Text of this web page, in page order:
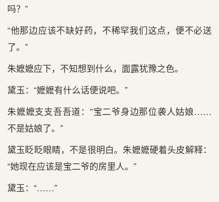
吗？”
“他那边应该不缺好药，不稀罕我们这点，便不必送
了。”
朱嬷嬷应下，不知想到什么，面露犹豫之色。
黛玉：“嬷嬷有什么话便说吧。”
朱嬷嬷支支吾吾道：“宝二爷身边那位袭人姑娘……
不是姑娘了。”
黛玉眨眨眼睛，不是很明白。朱嬷嬷硬着头皮解释：
“她现在应该是宝二爷的房里人。”
黛玉：“……”